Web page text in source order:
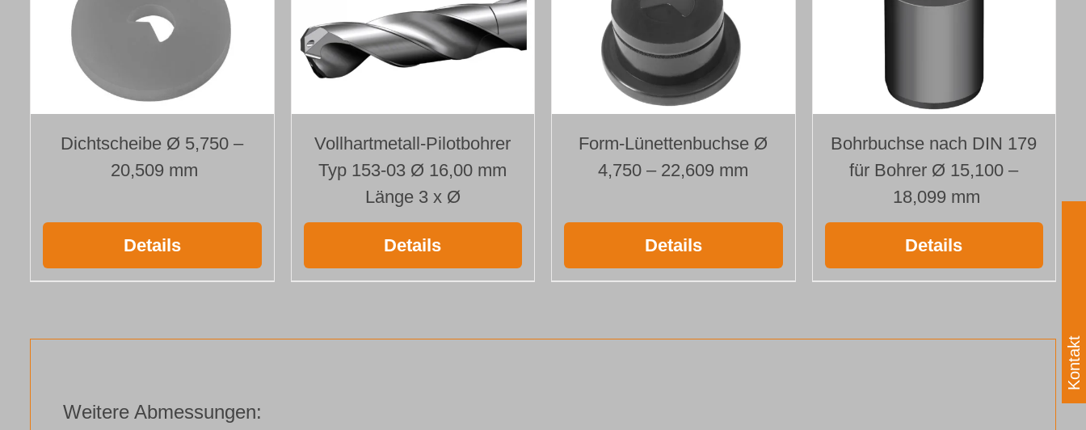
Dichtscheibe Ø 5,750 –
20,509 mm
Details
Vollhartmetall-Pilotbohrer
Typ 153-03 Ø 16,00 mm
Länge 3 x Ø
Details
Form-Lünettenbuchse Ø
4,750 – 22,609 mm
Details
Bohrbuchse nach DIN 179
für Bohrer Ø 15,100 –
18,099 mm
Details
Weitere Abmessungen:
Kontakt